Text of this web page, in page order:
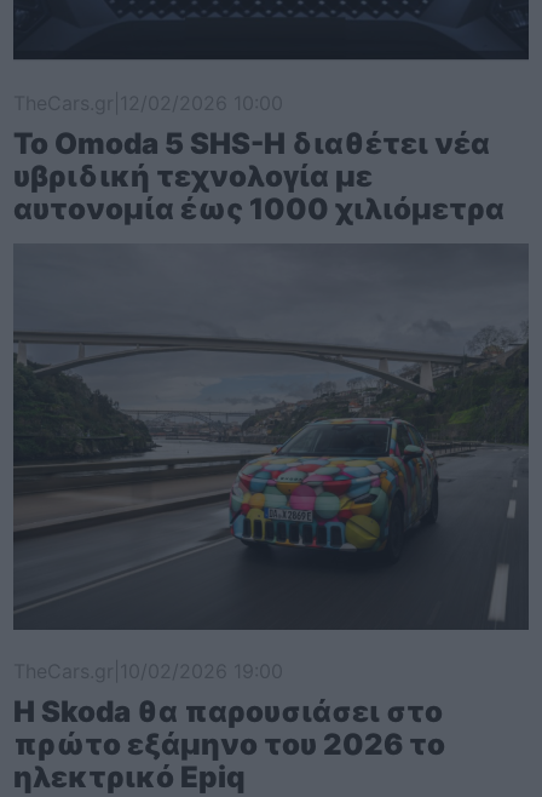
Το Omoda 5 SHS-H διαθέτει νέα
υβριδική τεχνολογία με
αυτονομία έως 1000 χιλιόμετρα
Η Skoda θα παρουσιάσει στο
πρώτο εξάμηνο του 2026 το
ηλεκτρικό Epiq